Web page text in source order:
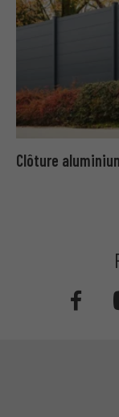
Clôture